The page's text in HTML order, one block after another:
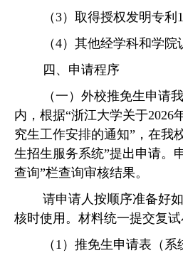
（3） 取得授权发明专利
（4） 其他经学科和学院
四、申请程序
（一）外校推免生申请
内，根据“浙江大学关于2026
究生工作安排的通知”，在我
生招生服务系统”提出申请。
查询”栏查询审核结果。
请申请人按顺序准备好
核时使用。材料统一提交复试
（ 1）推免生申请表（系